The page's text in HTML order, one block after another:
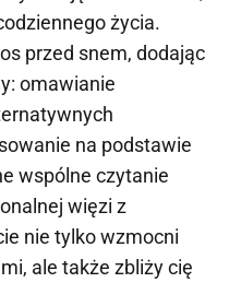
życia.
przed snem, dodając
omawianie
na podstawie
wspólne czytanie
więzi z
nie tylko wzmocni
ale także zbliży cię